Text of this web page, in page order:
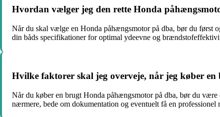
Hvordan vælger jeg den rette Honda
Når du skal vælge en Honda påhængsmotor på dba, bør du først
din båds specifikationer for optimal ydeevne og
Hvilke faktorer skal jeg overveje, når jeg køber
Når du køber en brugt Honda påhængsmotor på dba, bør du
nærmere, bede om dokumentation og eventuelt få en